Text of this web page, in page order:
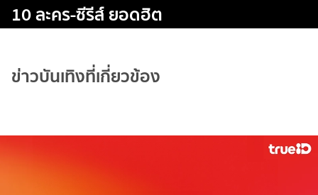
10 ละคร-ซีรีส์ ยอดฮิต
ข่าวบันเทิงที่เกี่ยวข้อง